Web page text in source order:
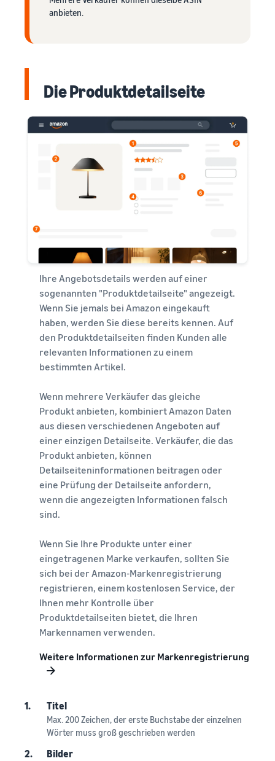
anbieten.
Die Produktdetailseite
Ihre Angebotsdetails werden auf einer
sogenannten "Produktdetailseite" angezeigt.
Wenn Sie jemals bei Amazon eingekauft
haben, werden Sie diese bereits kennen. Auf
den Produktdetailseiten finden Kunden alle
relevanten Informationen zu einem
bestimmten Artikel.
Wenn mehrere Verkäufer das gleiche
Produkt anbieten, kombiniert Amazon Daten
aus diesen verschiedenen Angeboten auf
einer einzigen Detailseite. Verkäufer, die das
Produkt anbieten, können
Detailseiteninformationen beitragen oder
eine Prüfung der Detailseite anfordern,
wenn die angezeigten Informationen falsch
sind.
Wenn Sie Ihre Produkte unter einer
eingetragenen Marke verkaufen, sollten Sie
sich bei der Amazon-Markenregistrierung
registrieren, einem kostenlosen Service, der
Ihnen mehr Kontrolle über
Produktdetailseiten bietet, die Ihren
Markennamen verwenden.
Weitere Informationen zur Markenregistrierung
1. Titel
Max. 200 Zeichen, der erste Buchstabe der einzelnen
Wörter muss groß geschrieben werden
2. Bilder